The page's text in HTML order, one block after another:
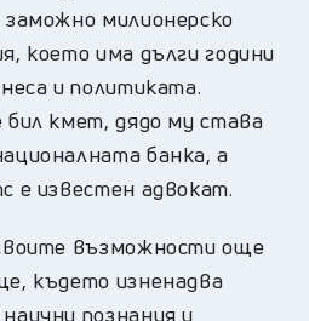
милионерско
което има дълги години
и политиката.
бил кмет, дядо му става
банка, а
е известен адвокат.
възможности още
където изненадва
познания и